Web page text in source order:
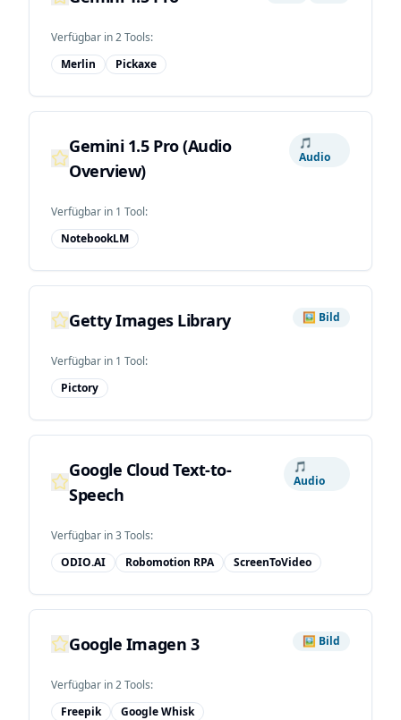
Verfügbar in2Tools:
Merlin
Pickaxe
Gemini 1.5 Pro (Audio
Overview)
🎵
Audio
Verfügbar in 1 Tool:
NotebookLM
Getty Images Library 🖼️ Bild
Verfügbar in 1 Tool:
Pictory
Google Cloud Text-to-
Speech
🎵
Audio
Verfügbar in3Tools:
ODIO.AI
Robomotion RPA ScreenToVideo
Google Imagen 3 🖼️ Bild
Verfügbar in2Tools:
Freepik
Google Whisk